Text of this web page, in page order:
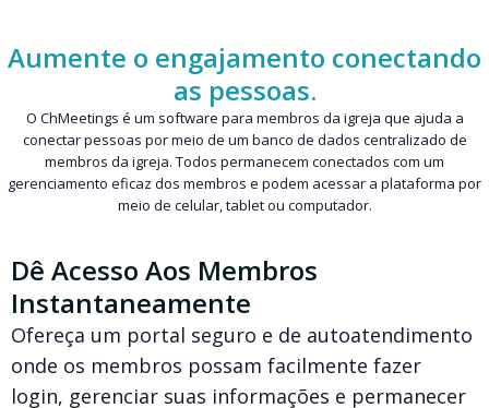
Aumente o engajamento conectando
as pessoas.
O ChMeetings é um software para membros da igreja que ajuda a
conectar pessoas por meio de um banco de dados centralizado de
membros da igreja. Todos permanecem conectados com um
gerenciamento eficaz dos membros e podem acessar a plataforma por
meio de celular, tablet ou computador.
Dê Acesso Aos Membros
Instantaneamente
Ofereça um portal seguro e de autoatendimento
onde os membros possam facilmente fazer
login, gerenciar suas informações e permanecer